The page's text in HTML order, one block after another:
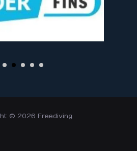
© 2026 Freediving